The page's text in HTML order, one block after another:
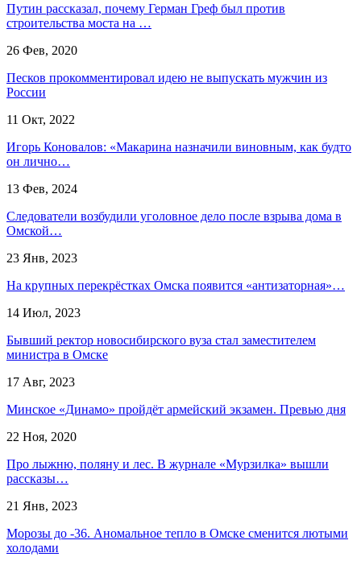
Путин рассказал, почему Герман Греф был против
строительства моста на …
26 Фев, 2020
Песков прокомментировал идею не выпускать мужчин из
России
11 Окт, 2022
Игорь Коновалов: «Макарина назначили виновным, как будто
он лично…
13 Фев, 2024
Следователи возбудили уголовное дело после взрыва дома в
Омской…
23 Янв, 2023
На крупных перекрёстках Омска появится «антизаторная»…
14 Июл, 2023
Бывший ректор новосибирского вуза стал заместителем
министра в Омске
17 Авг, 2023
Минское «Динамо» пройдёт армейский экзамен. Превью дня
22 Ноя, 2020
Про лыжню, поляну и лес. В журнале «Мурзилка» вышли
рассказы…
21 Янв, 2023
Морозы до -36. Аномальное тепло в Омске сменится лютыми
холодами